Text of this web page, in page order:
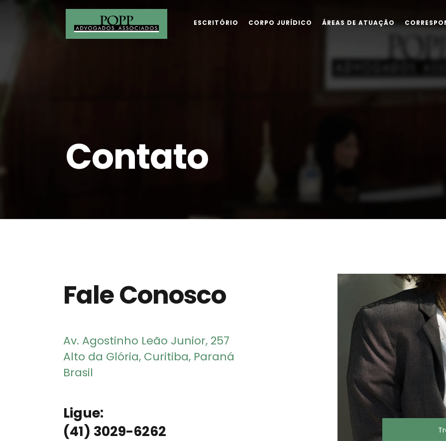
ESCRITÓRIO CORPO JURÍDICO ÁREAS DE ATUAÇÃO
Contato
Fale Conosco
Av. Agostinho Leão Junior, 257
Alto da Glória, Curitiba, Paraná
Brasil
Ligue:
(41) 3029-6262